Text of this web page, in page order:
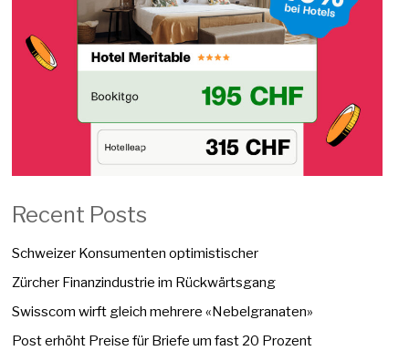
Recent Posts
Schweizer Konsumenten optimistischer
Zürcher Finanzindustrie im Rückwärtsgang
Swisscom wirft gleich mehrere «Nebelgranaten»
Post erhöht Preise für Briefe um fast 20 Prozent